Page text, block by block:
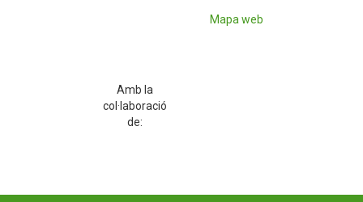
Mapa web
Amb la
col·laboració
de: